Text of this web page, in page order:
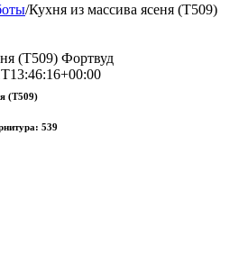
/Кухня из массива ясеня (Т509)
(Т509) Фортвуд
(Т509)
539